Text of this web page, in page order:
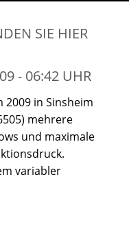
SIE HIER
- 06:42 UHR
2009 in Sinsheim
mehrere
und maximale
variabler